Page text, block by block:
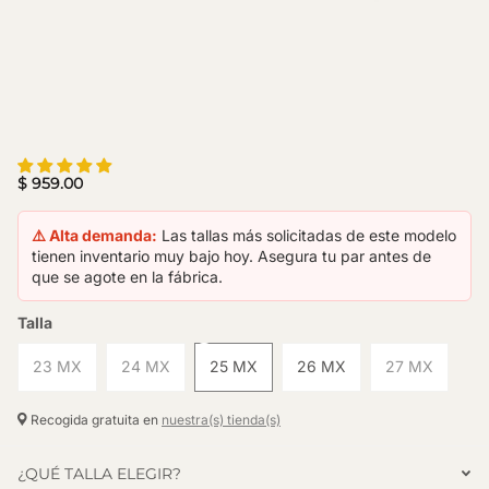
$ 959.00
⚠️ Alta demanda: Las tallas más solicitadas de este modelo
tienen inventario muy bajo hoy. Asegura tu par antes de
que se agote en la fábrica.
Talla
23 MX 24 MX 25 MX 26 MX 27 MX
Recogida gratuita en nuestra(s) tienda(s)
¿QUÉ TALLA ELEGIR?